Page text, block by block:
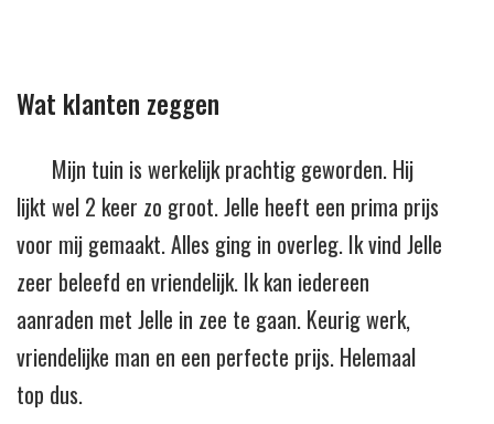
Wat klanten zeggen
Mijn tuin is werkelijk prachtig geworden. Hij
lijkt wel 2 keer zo groot. Jelle heeft een prima prijs
voor mij gemaakt. Alles ging in overleg. Ik vind Jelle
zeer beleefd en vriendelijk. Ik kan iedereen
aanraden met Jelle in zee te gaan. Keurig werk,
vriendelijke man en een perfecte prijs. Helemaal
top dus.